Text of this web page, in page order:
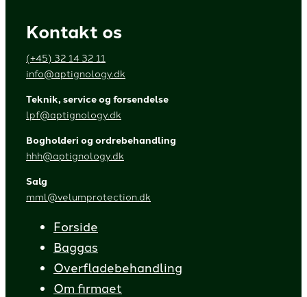
Kontakt os
(+45) 32 14 32 11
info@aptignology.dk
Teknik, service og forsendelse
lpf@aptignology.dk
Bogholderi og ordrebehandling
hhh@aptignology.dk
Salg
mml@velumprotection.dk
Forside
Baggas
Overfladebehandling
Om firmaet